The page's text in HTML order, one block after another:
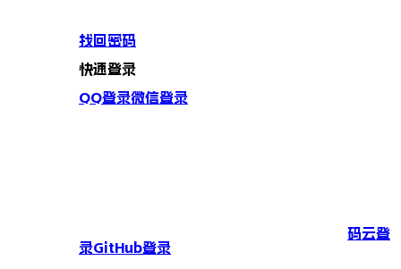
找回密码
快速登录
QQ登录微信登录
码云登
录GitHub登录